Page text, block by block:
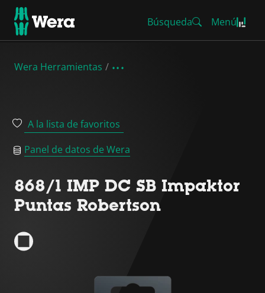
Búsqueda Menú
Wera Herramientas
A la lista de favoritos
Panel de datos de Wera
868/1 IMP DC SB Impaktor
Puntas Robertson